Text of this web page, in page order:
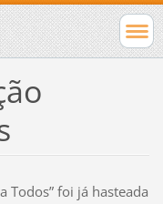
Todos” foi já hasteada